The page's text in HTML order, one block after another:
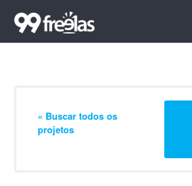
« Buscar todos os
projetos